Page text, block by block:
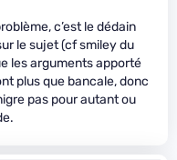
c’est le dédain
le sujet (cf smiley du
les arguments apporté
plus que bancale, donc
pas pour autant ou